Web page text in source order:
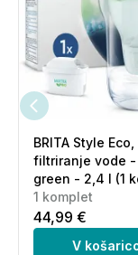
BRITA Style
filtriranje vode -
green - 2,4 l (1
1 komplet
44,99 €
V